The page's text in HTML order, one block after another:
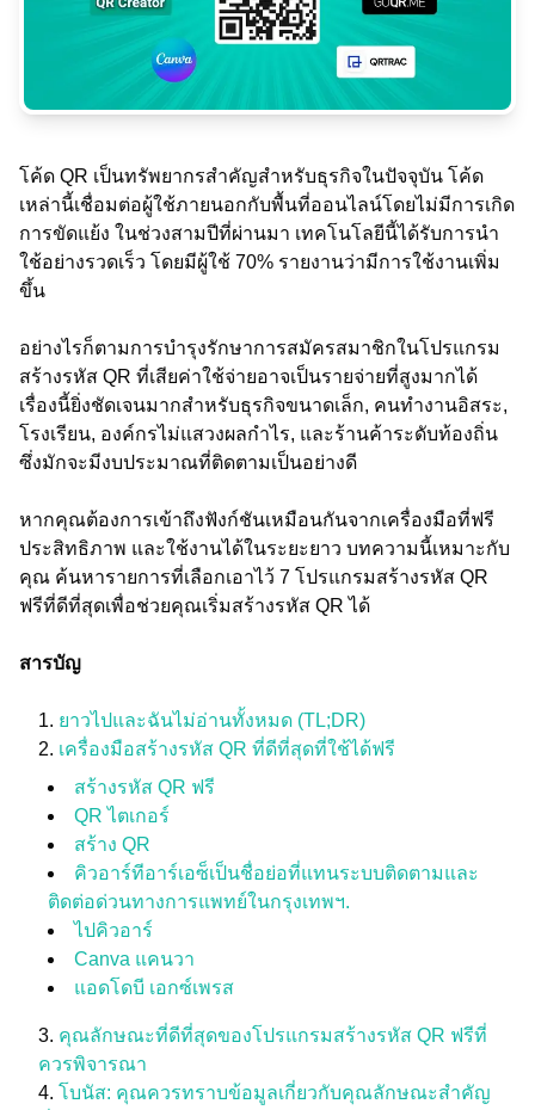
โค้ด QR เป็นทรัพยากรสำคัญสำหรับธุรกิจในปัจจุบัน โค้ด
เหล่านี้เชื่อมต่อผู้ใช้ภายนอกกับพื้นที่ออนไลน์โดยไม่มีการเกิด
การขัดแย้ง ในช่วงสามปีที่ผ่านมา เทคโนโลยีนี้ได้รับการนำ
ใช้อย่างรวดเร็ว โดยมีผู้ใช้ 70% รายงานว่ามีการใช้งานเพิ่ม
ขึ้น
อย่างไรก็ตามการบำรุงรักษาการสมัครสมาชิกในโปรแกรม
สร้างรหัส QR ที่เสียค่าใช้จ่ายอาจเป็นรายจ่ายที่สูงมากได้
เรื่องนี้ยิ่งชัดเจนมากสำหรับธุรกิจขนาดเล็ก, คนทำงานอิสระ,
โรงเรียน, องค์กรไม่แสวงผลกำไร, และร้านค้าระดับท้องถิ่น
ซึ่งมักจะมีงบประมาณที่ติดตามเป็นอย่างดี
หากคุณต้องการเข้าถึงฟังก์ชันเหมือนกันจากเครื่องมือที่ฟรี
ประสิทธิภาพ และใช้งานได้ในระยะยาว บทความนี้เหมาะกับ
คุณ ค้นหารายการที่เลือกเอาไว้ 7 โปรแกรมสร้างรหัส QR
ฟรีที่ดีที่สุดเพื่อช่วยคุณเริ่มสร้างรหัส QR ได้
สารบัญ
ยาวไปและฉันไม่อ่านทั้งหมด (TL;DR)
เครื่องมือสร้างรหัส QR ที่ดีที่สุดที่ใช้ได้ฟรี
สร้างรหัส QR ฟรี
QR ไตเกอร์
สร้าง QR
คิวอาร์ทีอาร์เอซ็เป็นชื่อย่อที่แทนระบบติดตามและ
ติดต่อด่วนทางการแพทย์ในกรุงเทพฯ.
ไปคิวอาร์
Canva แคนวา
แอดโดบี เอกซ์เพรส
คุณลักษณะที่ดีที่สุดของโปรแกรมสร้างรหัส QR ฟรีที่
ควรพิจารณา
โบนัส: คุณควรทราบข้อมูลเกี่ยวกับคุณลักษณะสำคัญ